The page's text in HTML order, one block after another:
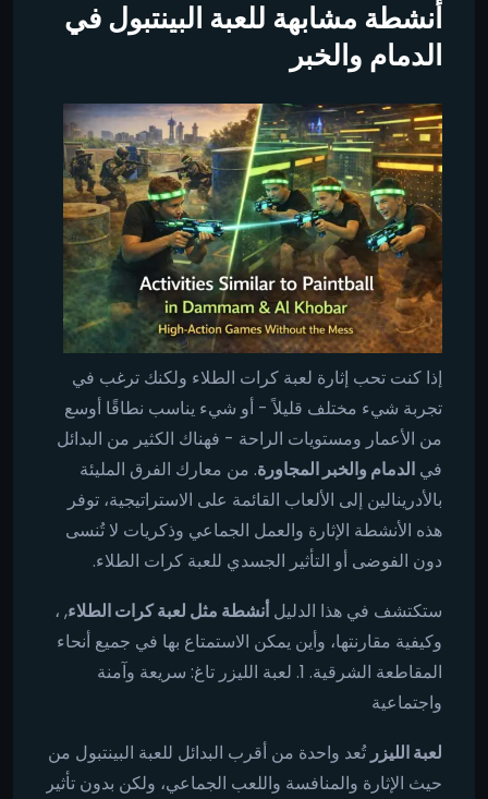
أنشطة مشابهة للعبة البينتبول في
الدمام والخبر
إذا كنت تحب إثارة لعبة كرات الطلاء ولكنك ترغب في
تجربة شيء مختلف قليلاً - أو شيء يناسب نطاقًا أوسع
من الأعمار ومستويات الراحة - فهناك الكثير من البدائل
في الدمام والخبر المجاورة. من معارك الفرق المليئة
بالأدرينالين إلى الألعاب القائمة على الاستراتيجية، توفر
هذه الأنشطة الإثارة والعمل الجماعي وذكريات لا تُنسى
دون الفوضى أو التأثير الجسدي للعبة كرات الطلاء.
ستكتشف في هذا الدليلأنشطة مثل لعبة كرات الطلاء, ،
وكيفية مقارنتها، وأين يمكن الاستمتاع بها في جميع أنحاء
المقاطعة الشرقية. 1. لعبة الليزر تاغ: سريعة وآمنة
واجتماعية
لعبة الليزر تُعد واحدة من أقرب البدائل للعبة البينتبول من
حيث الإثارة والمنافسة واللعب الجماعي، ولكن بدون تأثير